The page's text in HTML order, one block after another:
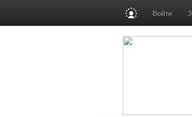
Войти